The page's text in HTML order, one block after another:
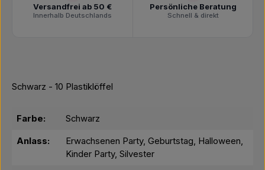
Versandfrei ab 50 €
Innerhalb Deutschlands
Persönliche Beratung
Schnell & direkt
Schwarz - 10 Plastiklöffel
Farbe: Schwarz
Anlass:
Erwachsenen Party, Geburtstag, Halloween,
Kinder Party, Silvester